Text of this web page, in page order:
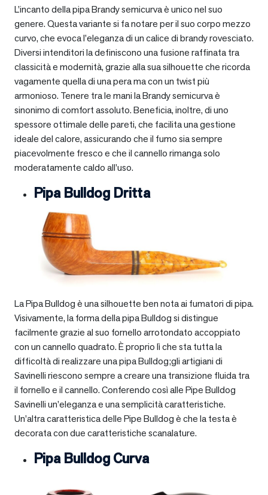
L’incanto della pipa Brandy semicurva è unico nel suo
genere. Questa variante si fa notare per il suo corpo mezzo
curvo, che evoca l’eleganza di un calice di brandy rovesciato.
Diversi intenditori la definiscono una fusione raffinata tra
classicità e modernità, grazie alla sua silhouette che ricorda
vagamente quella di una pera ma con un twist più
armonioso. Tenere tra le mani la Brandy semicurva è
sinonimo di comfort assoluto. Beneficia, inoltre, di uno
spessore ottimale delle pareti, che facilita una gestione
ideale del calore, assicurando che il fumo sia sempre
piacevolmente fresco e che il cannello rimanga solo
moderatamente caldo all’uso.
Pipa Bulldog Dritta
La Pipa Bulldog è una silhouette ben nota ai fumatori di pipa.
Visivamente, la forma della pipa Bulldog si distingue
facilmente grazie al suo fornello arrotondato accoppiato
con un cannello quadrato. È proprio lì che sta tutta la
difficoltà di realizzare una pipa Bulldog;gli artigiani di
Savinelli riescono sempre a creare una transizione fluida tra
il fornello e il cannello. Conferendo così alle Pipe Bulldog
Savinelli un’eleganza e una semplicità caratteristiche.
Un’altra caratteristica delle Pipe Bulldog è che la testa è
decorata con due caratteristiche scanalature.
Pipa Bulldog Curva